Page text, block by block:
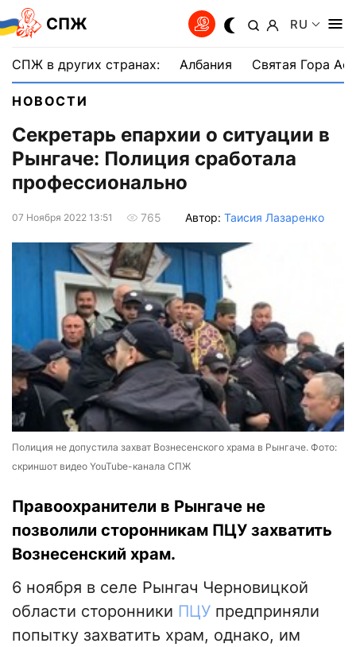
СПЖ RU
СПЖ в других странах: Албания Святая Гора
НОВОСТИ
Секретарь епархии о ситуации в
Рынгаче: Полиция сработала
профессионально
07 Ноября 2022 13:51 765 Автор: Таисия Лазаренко
Полиция не допустила захват Вознесенского храма в Рынгаче. Фото:
скриншот видео YouTube-канала СПЖ
Правоохранители в Рынгаче не
позволили сторонникам ПЦУ захватить
Вознесенский храм.
6 ноября в селе Рынгач Черновицкой
области сторонники ПЦУ предприняли
попытку захватить храм, однако, им